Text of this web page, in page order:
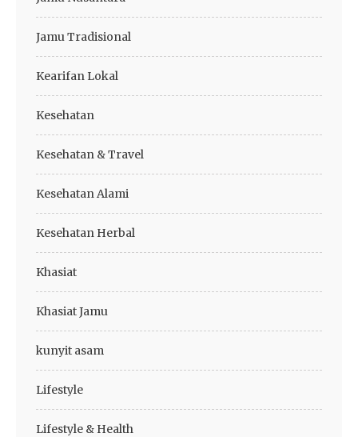
Jamu Tradisional
Kearifan Lokal
Kesehatan
Kesehatan & Travel
Kesehatan Alami
Kesehatan Herbal
Khasiat
Khasiat Jamu
kunyit asam
Lifestyle
Lifestyle & Health